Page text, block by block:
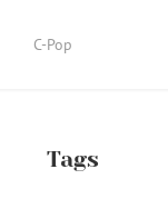
C-Pop
Tags